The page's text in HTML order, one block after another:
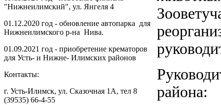
"Нижнеилимский", ул. Янгеля 4
01.12.2020 год - обновление автопарка для
Нижнеилимского р-на Нива.
01.09.2021 год - приобретение крематоров
для Усть- и Нижне- Илимских районов
Контакты:
г. Усть-Илимск, ул. Сказочная 1А, тел 8
(39535) 66-4-55
района: